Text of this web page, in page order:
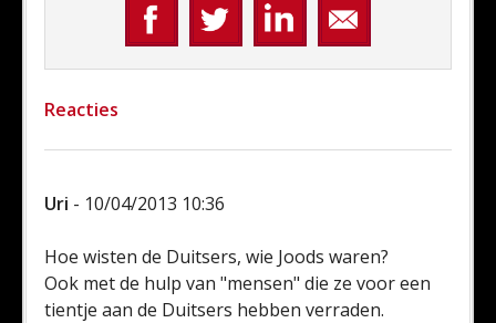
Reacties
Uri - 10/04/2013 10:36
Hoe wisten de Duitsers, wie Joods waren?
Ook met de hulp van "mensen" die ze voor een
tientje aan de Duitsers hebben verraden.